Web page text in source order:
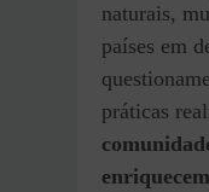
naturais,
países em
práticas